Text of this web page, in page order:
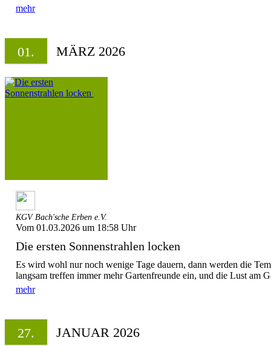
mehr
01. MÄRZ 2026
KGV Bach'sche Erben e.V.
Vom 01.03.2026 um 18:58 Uhr
Die ersten Sonnenstrahlen locken
Es wird wohl nur noch wenige Tage dauern, dann werden die
langsam treffen immer mehr Gartenfreunde ein, und die Lust am
mehr
27. JANUAR 2026